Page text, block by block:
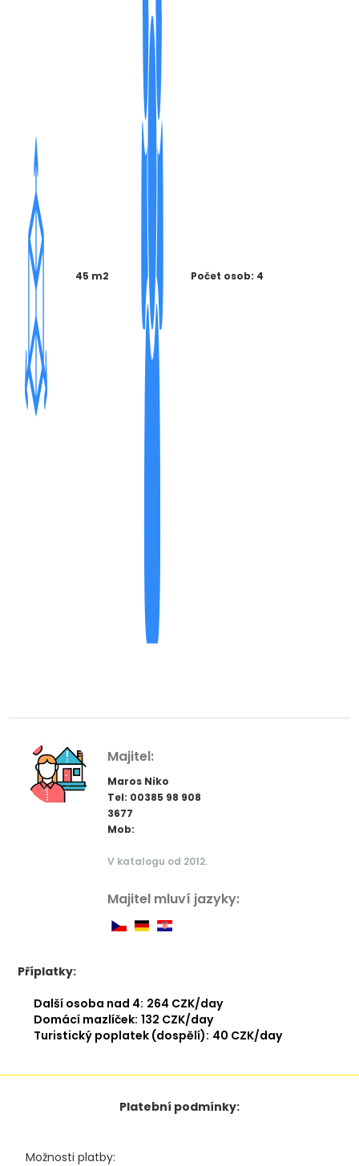
45 m2 Počet osob: 4
Majitel:
Maros Niko
Tel: 00385 98 908
3677
Mob:
V katalogu od 2012.
Majitel mluví jazyky:
Příplatky:
Další osoba nad 4: 264 CZK/day
Domácí mazlíček: 132 CZK/day
Turistický poplatek (dospělí): 40 CZK/day
Platební podmínky:
Možnosti platby: